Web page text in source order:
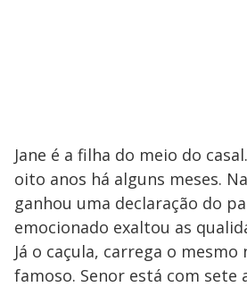
Jane é a filha do meio do
oito anos há alguns meses.
ganhou uma declaração do
emocionado exaltou as
Já o caçula, carrega o mesmo
famoso. Senor está com sete